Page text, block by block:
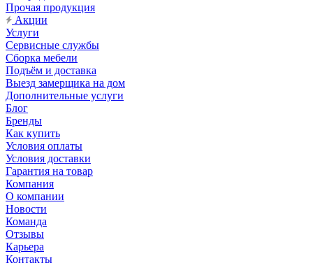
Прочая продукция
Акции
Услуги
Сервисные службы
Сборка мебели
Подъём и доставка
Выезд замерщика на дом
Дополнительные услуги
Блог
Бренды
Как купить
Условия оплаты
Условия доставки
Гарантия на товар
Компания
О компании
Новости
Команда
Отзывы
Карьера
Контакты